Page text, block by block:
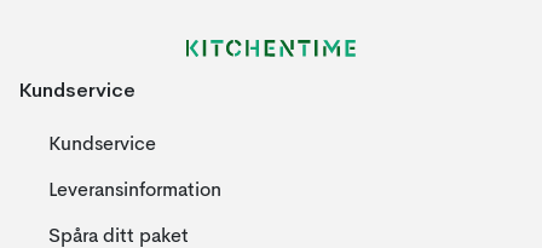
Kundservice
Kundservice
Leveransinformation
Spåra ditt paket